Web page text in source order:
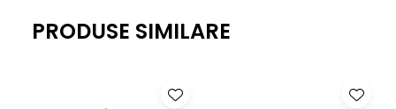
PRODUSE SIMILARE